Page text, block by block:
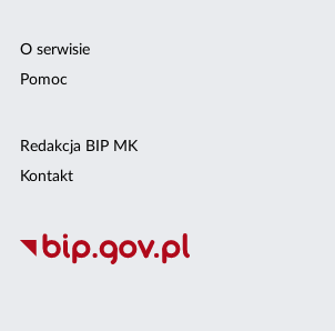
O serwisie
Pomoc
Redakcja BIP MK
Kontakt